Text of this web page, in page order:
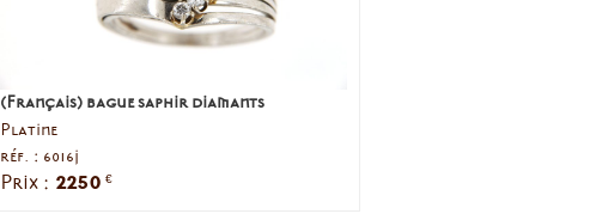
(Français) bague saphir diamants
Platine
réf. : 6016j
Prix : 2250 €